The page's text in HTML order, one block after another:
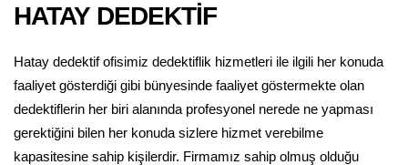
HATAY DEDEKTİF
Hatay dedektif ofisimiz dedektiflik hizmetleri ile ilgili her konuda
faaliyet gösterdiği gibi bünyesinde faaliyet göstermekte olan
dedektiflerin her biri alanında profesyonel nerede ne yapması
gerektiğini bilen her konuda sizlere hizmet verebilme
kapasitesine sahip kişilerdir. Firmamız sahip olmuş olduğu